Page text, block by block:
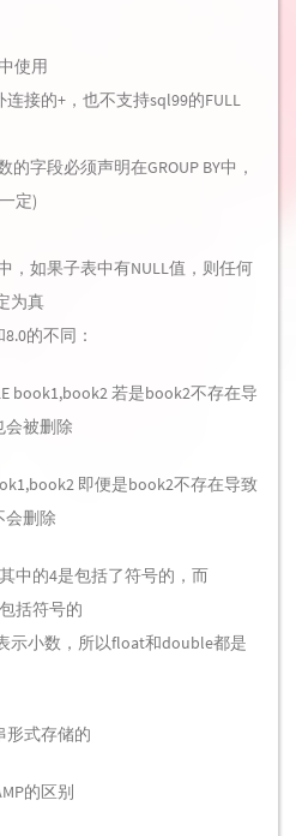
使用
接的+，也不支持sql99的FULL
的字段必须声明在GROUP BY中，
定)
，如果子表中有NULL值，则任何
为真
8.0的不同：
book1,book2 若是book2不存在导
会被删除
即便是book2不存在导致
会删除
中的4是包括了符号的，而
括符号的
示小数，所以float和double都是
形式存储的
的区别